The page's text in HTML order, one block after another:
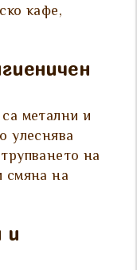
кафе,
метални и
улеснява
на
смяна на
и